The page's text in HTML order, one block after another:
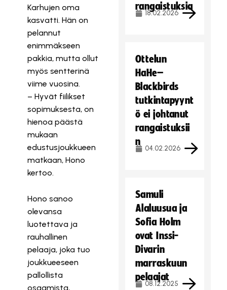
Karhujen oma
kasvatti. Hän on
pelannut
enimmäkseen
pakkia, mutta ollut
myös sentterinä
viime vuosina.
– Hyvät fiilikset
sopimuksesta, on
hienoa päästä
mukaan
edustusjoukkueen
matkaan, Hono
kertoo.
Hono sanoo
olevansa
luotettava ja
rauhallinen
pelaaja, joka tuo
joukkueeseen
pallollista
osaamista,
rangaistuksia
18.02.2026
Ottelun
HaHe–
Blackbirds
tutkintapyynt
ö ei johtanut
rangaistuksii
n
04.02.2026
Samuli
Alaluusua ja
Sofia Holm
ovat Inssi-
Divarin
marraskuun
pelaajat
08.12.2025